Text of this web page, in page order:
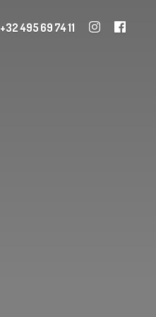
+32 495 69 74 11